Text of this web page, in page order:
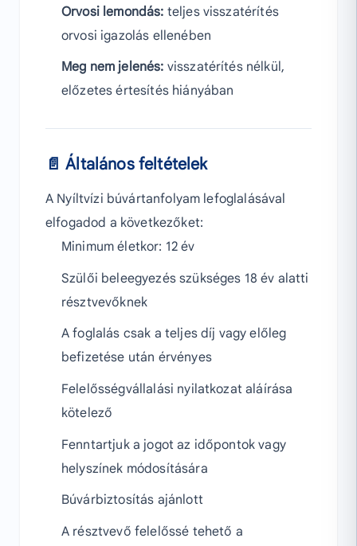
Orvosi lemondás: teljes visszatérítés
orvosi igazolás ellenében
Meg nem jelenés: visszatérítés nélkül,
előzetes értesítés hiányában
📄 Általános feltételek
A Nyíltvízi búvártanfolyam lefoglalásával
elfogadod a következőket:
Minimum életkor: 12 év
Szülői beleegyezés szükséges 18 év alatti
résztvevőknek
A foglalás csak a teljes díj vagy előleg
befizetése után érvényes
Felelősségvállalási nyilatkozat aláírása
kötelező
Fenntartjuk a jogot az időpontok vagy
helyszínek módosítására
Búvárbiztosítás ajánlott
A résztvevő felelőssé tehető a